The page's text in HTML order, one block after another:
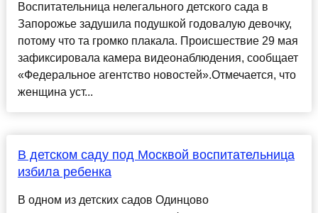
Воспитательница нелегального детского сада в
Запорожье задушила подушкой годовалую девочку,
потому что та громко плакала. Происшествие 29 мая
зафиксировала камера видеонаблюдения, сообщает
«Федеральное агентство новостей».Отмечается, что
женщина уст...
В детском саду под Москвой воспитательница
избила ребенка
В одном из детских садов Одинцово